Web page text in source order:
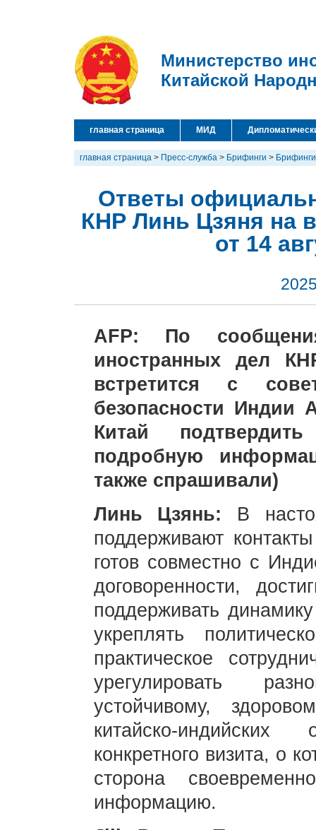
Министерство
Китайской
главная страница МИД
главная страница > Пресс-служба > Брифинги > Брифинги
Ответы
КНР Линь Цзяня на
от 14
AFP: По
иностранных дел
встретится с
безопасности
Китай
подробную
также спрашивали)
Линь Цзянь: В
поддерживают
готов совместно с
договоренности,
поддерживать
укреплять
практическое
урегулировать
устойчивому,
китайско-
конкретного визита, о
сторона
информацию.